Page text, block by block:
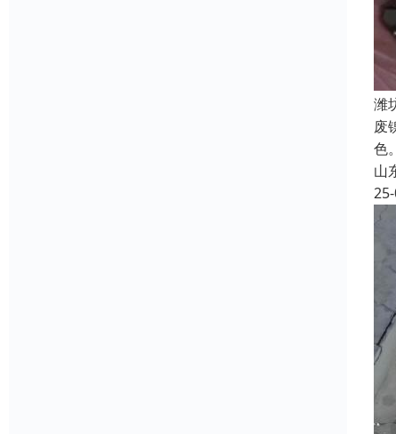
潍
废
色
山